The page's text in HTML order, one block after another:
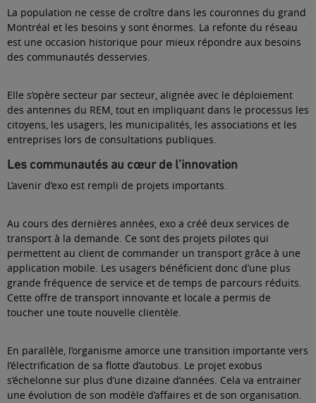
La population ne cesse de croître dans les couronnes du grand
Montréal et les besoins y sont énormes. La refonte du réseau
est une occasion historique pour mieux répondre aux besoins
des communautés desservies.
Elle s’opère secteur par secteur, alignée avec le déploiement
des antennes du REM, tout en impliquant dans le processus les
citoyens, les usagers, les municipalités, les associations et les
entreprises lors de consultations publiques.
Les communautés au cœur de l’innovation
L’avenir d’exo est rempli de projets importants.
Au cours des dernières années, exo a créé deux services de
transport à la demande. Ce sont des projets pilotes qui
permettent au client de commander un transport grâce à une
application mobile. Les usagers bénéficient donc d’une plus
grande fréquence de service et de temps de parcours réduits.
Cette offre de transport innovante et locale a permis de
toucher une toute nouvelle clientèle.
En parallèle, l’organisme amorce une transition importante vers
l’électrification de sa flotte d’autobus. Le projet exobus
s’échelonne sur plus d’une dizaine d’années. Cela va entrainer
une évolution de son modèle d’affaires et de son organisation.